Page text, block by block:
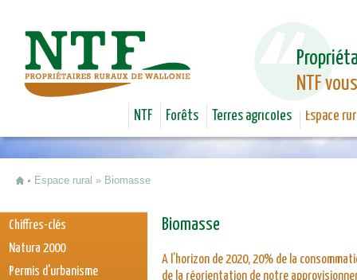
NTF
NTF Forêts Terres agricoles Espace
Espace rural » Biomasse
Biomasse
A l’horizon de 2020, 20% de la
de la réorientation de notre
Chiffres-clés
Natura 2000
Permis d'urbanisme